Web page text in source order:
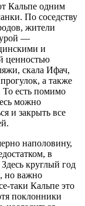
Кальпе одним
По соседству
жители
—
и
ценностью
скала Ифач,
а также
То есть помимо
можно
и закрыть все
наполовину,
в
круглый год
но важно
таки Кальпе это
поклонники